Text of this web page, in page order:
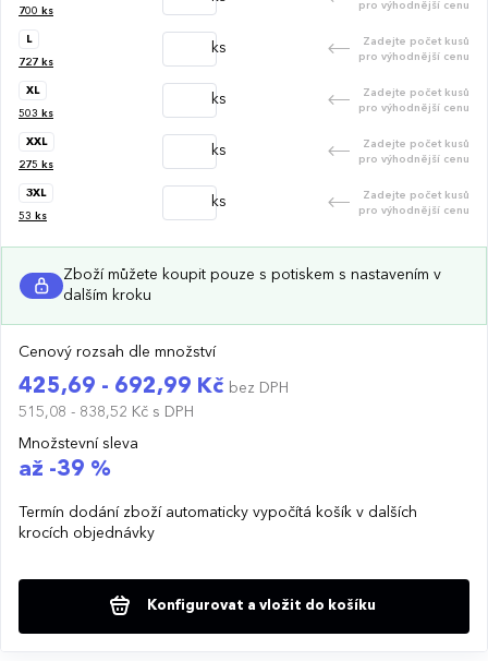
700 ks
pro výhodnější cenu
L
727 ks
ks
Zadejte počet kusů
pro výhodnější cenu
XL
503 ks
ks
Zadejte počet kusů
pro výhodnější cenu
XXL
275 ks
ks
Zadejte počet kusů
pro výhodnější cenu
3XL
53 ks
ks
Zadejte počet kusů
pro výhodnější cenu
Zboží můžete koupit pouze s potiskem s nastavením v
dalším kroku
Cenový rozsah dle množství
425,69 - 692,99 Kč bez DPH
515,08 - 838,52 Kč s DPH
Množstevní sleva
až -39 %
Termín dodání zboží automaticky vypočítá košík v dalších
krocích objednávky
Konfigurovat a vložit do košíku